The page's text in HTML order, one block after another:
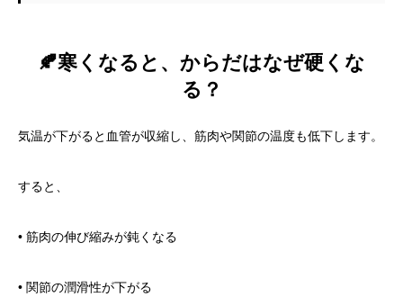
🍂寒くなると、からだはなぜ硬くな
る？
気温が下がると血管が収縮し、筋肉や関節の温度も低下します。
すると、
• 筋肉の伸び縮みが鈍くなる
• 関節の潤滑性が下がる